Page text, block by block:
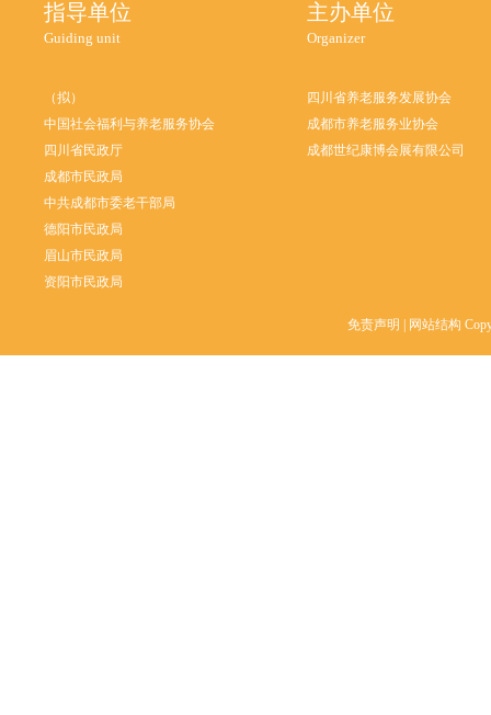
指导单位
Guiding unit
（拟）
中国社会福利与养老服务协会
四川省民政厅
成都市民政局
中共成都市委老干部局
德阳市民政局
眉山市民政局
资阳市民政局
主办单位
Organizer
四川省养老服务发展协会
成都市养老服务业协会
成都世纪康博会展有限公司
免责声明 | 网站结构